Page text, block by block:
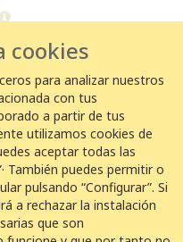
Plaza
cookies
para analizar nuestros
con tus
a partir de tus
utilizamos cookies de
aceptar todas las
También puedes permitir o
pulsando “Configurar”. Si
a rechazar la instalación
que son